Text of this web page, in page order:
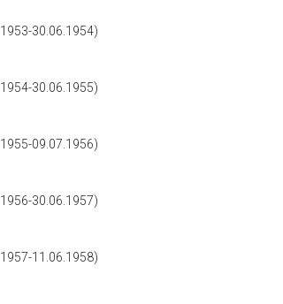
30.06.1954)
30.06.1955)
09.07.1956)
30.06.1957)
11.06.1958)